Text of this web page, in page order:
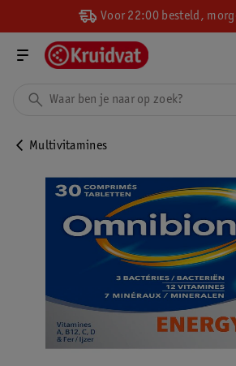
Voor 22:00 besteld,
Multivitamines